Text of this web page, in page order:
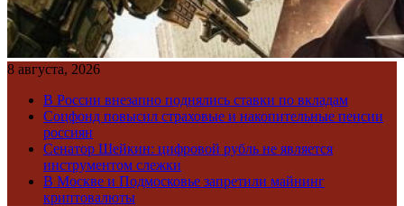
8 августа, 2026
В России внезапно поднялись ставки по вкладам
Соцфонд повысил страховые и накопительные пенсии
россиян
Сенатор Шейкин: цифровой рубль не является
инструментом слежки
В Москве и Подмосковье запретили майнинг
криптовалюты